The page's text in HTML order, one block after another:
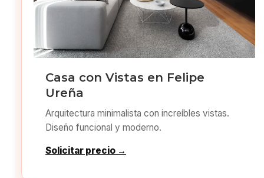
Casa con Vistas en Felipe
Ureña
Arquitectura minimalista con increíbles vistas.
Diseño funcional y moderno.
Solicitar precio →